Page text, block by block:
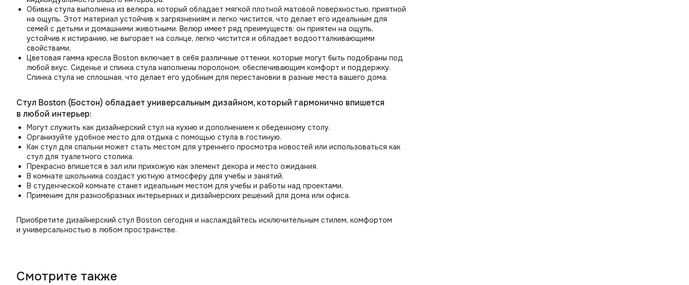
Обивка стула выполнена из велюра, который обладает мягкой плотной матовой поверхностью, приятной
на ощупь. Этот материал устойчив к загрязнениям и легко чистится, что делает его идеальным для
семей с детьми и домашними животными. Велюр имеет ряд преимуществ: он приятен на ощупь,
устойчив к истиранию, не выгорает на солнце, легко чистится и обладает водоотталкивающими
свойствами.
Цветовая гамма кресла Boston включает в себя различные оттенки, которые могут быть подобраны под
любой вкус. Сиденье и спинка стула наполнены поролоном, обеспечивающим комфорт и поддержку.
Спинка стула не сплошная, что делает его удобным для перестановки в разные места вашего дома.
Стул Boston (Бостон) обладает универсальным дизайном, который гармонично впишется
в любой интерьер:
Могут служить как дизайнерский стул на кухню и дополнением к обеденному столу.
Организуйте удобное место для отдыха с помощью стула в гостиную.
Как стул для спальни может стать местом для утреннего просмотра новостей или использоваться как
стул для туалетного столика.
Прекрасно впишется в зал или прихожую как элемент декора и место ожидания.
В комнате школьника создаст уютную атмосферу для учебы и занятий.
В студенческой комнате станет идеальным местом для учебы и работы над проектами.
Применим для разнообразных интерьерных и дизайнерских решений для дома или офиса.
Приобретите дизайнерский стул Boston сегодня и наслаждайтесь исключительным стилем, комфортом
и универсальностью в любом пространстве.
Смотрите также